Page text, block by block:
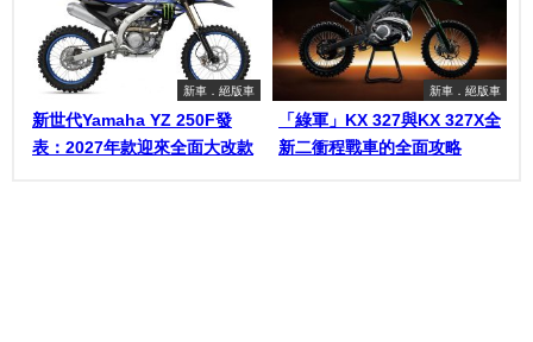
新車．絕版車
新世代Yamaha YZ 250F發
表：2027年款迎來全面大改款
新車．絕版車
「綠軍」KX 327與KX 327X全
新二衝程戰車的全面攻略